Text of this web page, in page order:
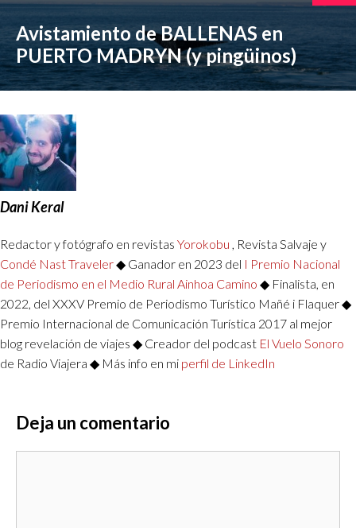
Avistamiento de BALLENAS en
PUERTO MADRYN (y pingüinos)
Dani Keral
Redactor y fotógrafo en revistas Yorokobu
, Revista Salvaje y
Condé Nast Traveler◆ Ganador en 2023 del I Premio Nacional
de Periodismo en el Medio Rural Ainhoa Camino ◆ Finalista, en
2022, del XXXV Premio de Periodismo Turístico Mañé i Flaquer ◆
Premio Internacional de Comunicación Turística 2017 al mejor
blog revelación de viajes ◆ Creador del podcast El Vuelo Sonoro
de Radio Viajera ◆ Más info en mi perfil de LinkedIn
Deja un comentario